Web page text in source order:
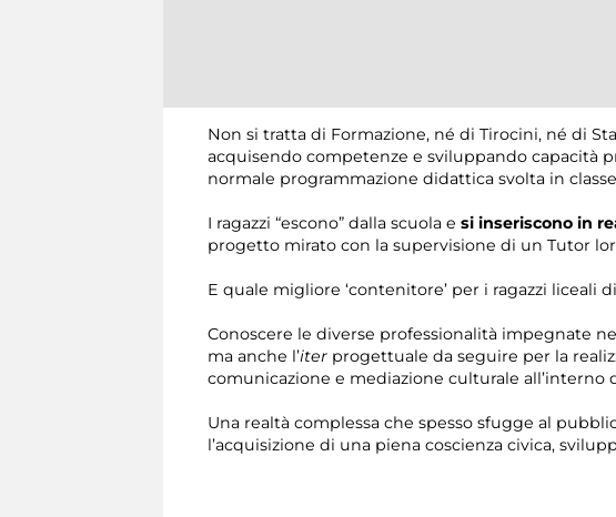
Non si tratta di Formazione, né di Tirocini, né di
acquisendo competenze e sviluppando capacità
normale programmazione didattica svolta in
I ragazzi “escono” dalla scuola e si inseriscono in
progetto mirato con la supervisione di un Tutor
E quale migliore ‘contenitore’ per i ragazzi liceali
Conoscere le diverse professionalità impegnate
ma anche l’iter progettuale da seguire per la
comunicazione e mediazione culturale all’interno
Una realtà complessa che spesso sfugge al
l’acquisizione di una piena coscienza civica,